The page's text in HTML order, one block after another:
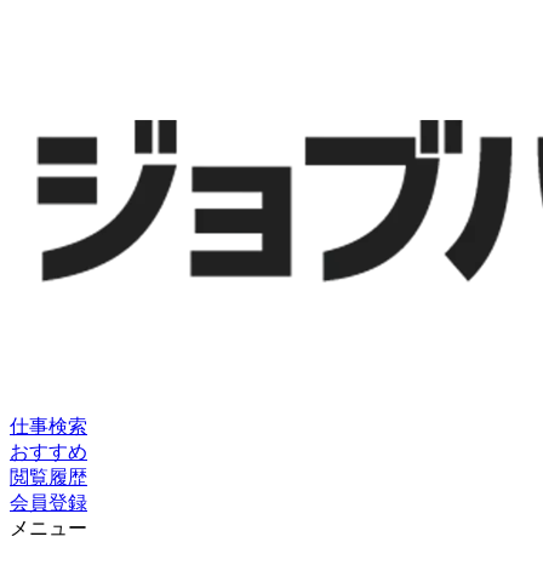
仕事検索
おすすめ
閲覧履歴
会員登録
メニュー